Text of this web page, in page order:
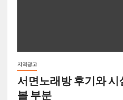
지역광고
서면노래방 후기와 시
볼 부분